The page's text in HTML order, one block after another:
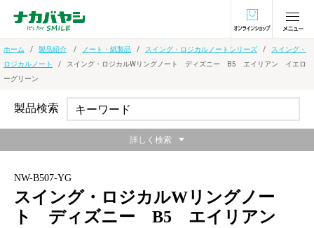
オンラインショ
ホーム 製品紹介 ノート・紙製品 スイング・ロジカルノートシリーズ
スイング・
ロジカルノート
スイング・ロジカルWリングノート ディズニー B5 エイリアン イエロ
ーグリーン
NW-B507-YG
スイング・ロジカルWリングノー
ト ディズニー B5 エイリアン
製品検索
詳しく検索